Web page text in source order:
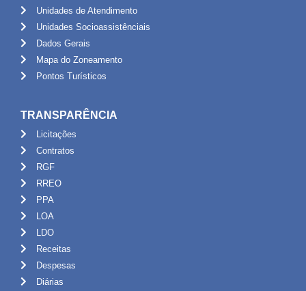
Unidades de Atendimento
Unidades Socioassistênciais
Dados Gerais
Mapa do Zoneamento
Pontos Turísticos
TRANSPARÊNCIA
Licitações
Contratos
RGF
RREO
PPA
LOA
LDO
Receitas
Despesas
Diárias